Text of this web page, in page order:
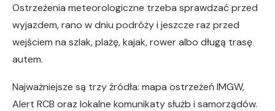
Ostrzeżenia meteorologiczne trzeba sprawdzać przed
wyjazdem, rano w dniu podróży i jeszcze raz przed
wejściem na szlak, plażę, kajak, rower albo długą trasę
autem.
Najważniejsze są trzy źródła: mapa ostrzeżeń IMGW,
Alert RCB oraz lokalne komunikaty służb i samorządów.